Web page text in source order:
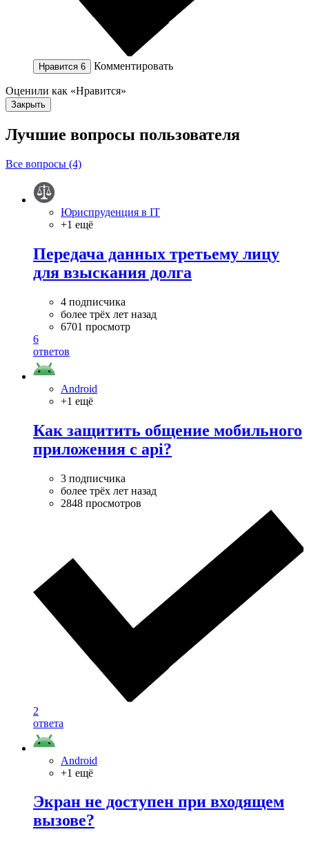
Нравится 6 Комментировать
Оценили как «Нравится»
Закрыть
Лучшие вопросы пользователя
Все вопросы (4)
Юриспруденция в IT
+1 ещё
Передача данных третьему лицу
для взыскания долга
4 подписчика
более трёх лет назад
6701 просмотр
6
ответов
Android
+1 ещё
Как защитить общение мобильного
приложения с api?
3 подписчика
более трёх лет назад
2848 просмотров
2
ответа
Android
+1 ещё
Экран не доступен при входящем
вызове?